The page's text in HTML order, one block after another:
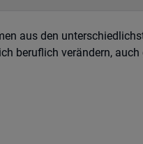
aus den
beruflich verändern,